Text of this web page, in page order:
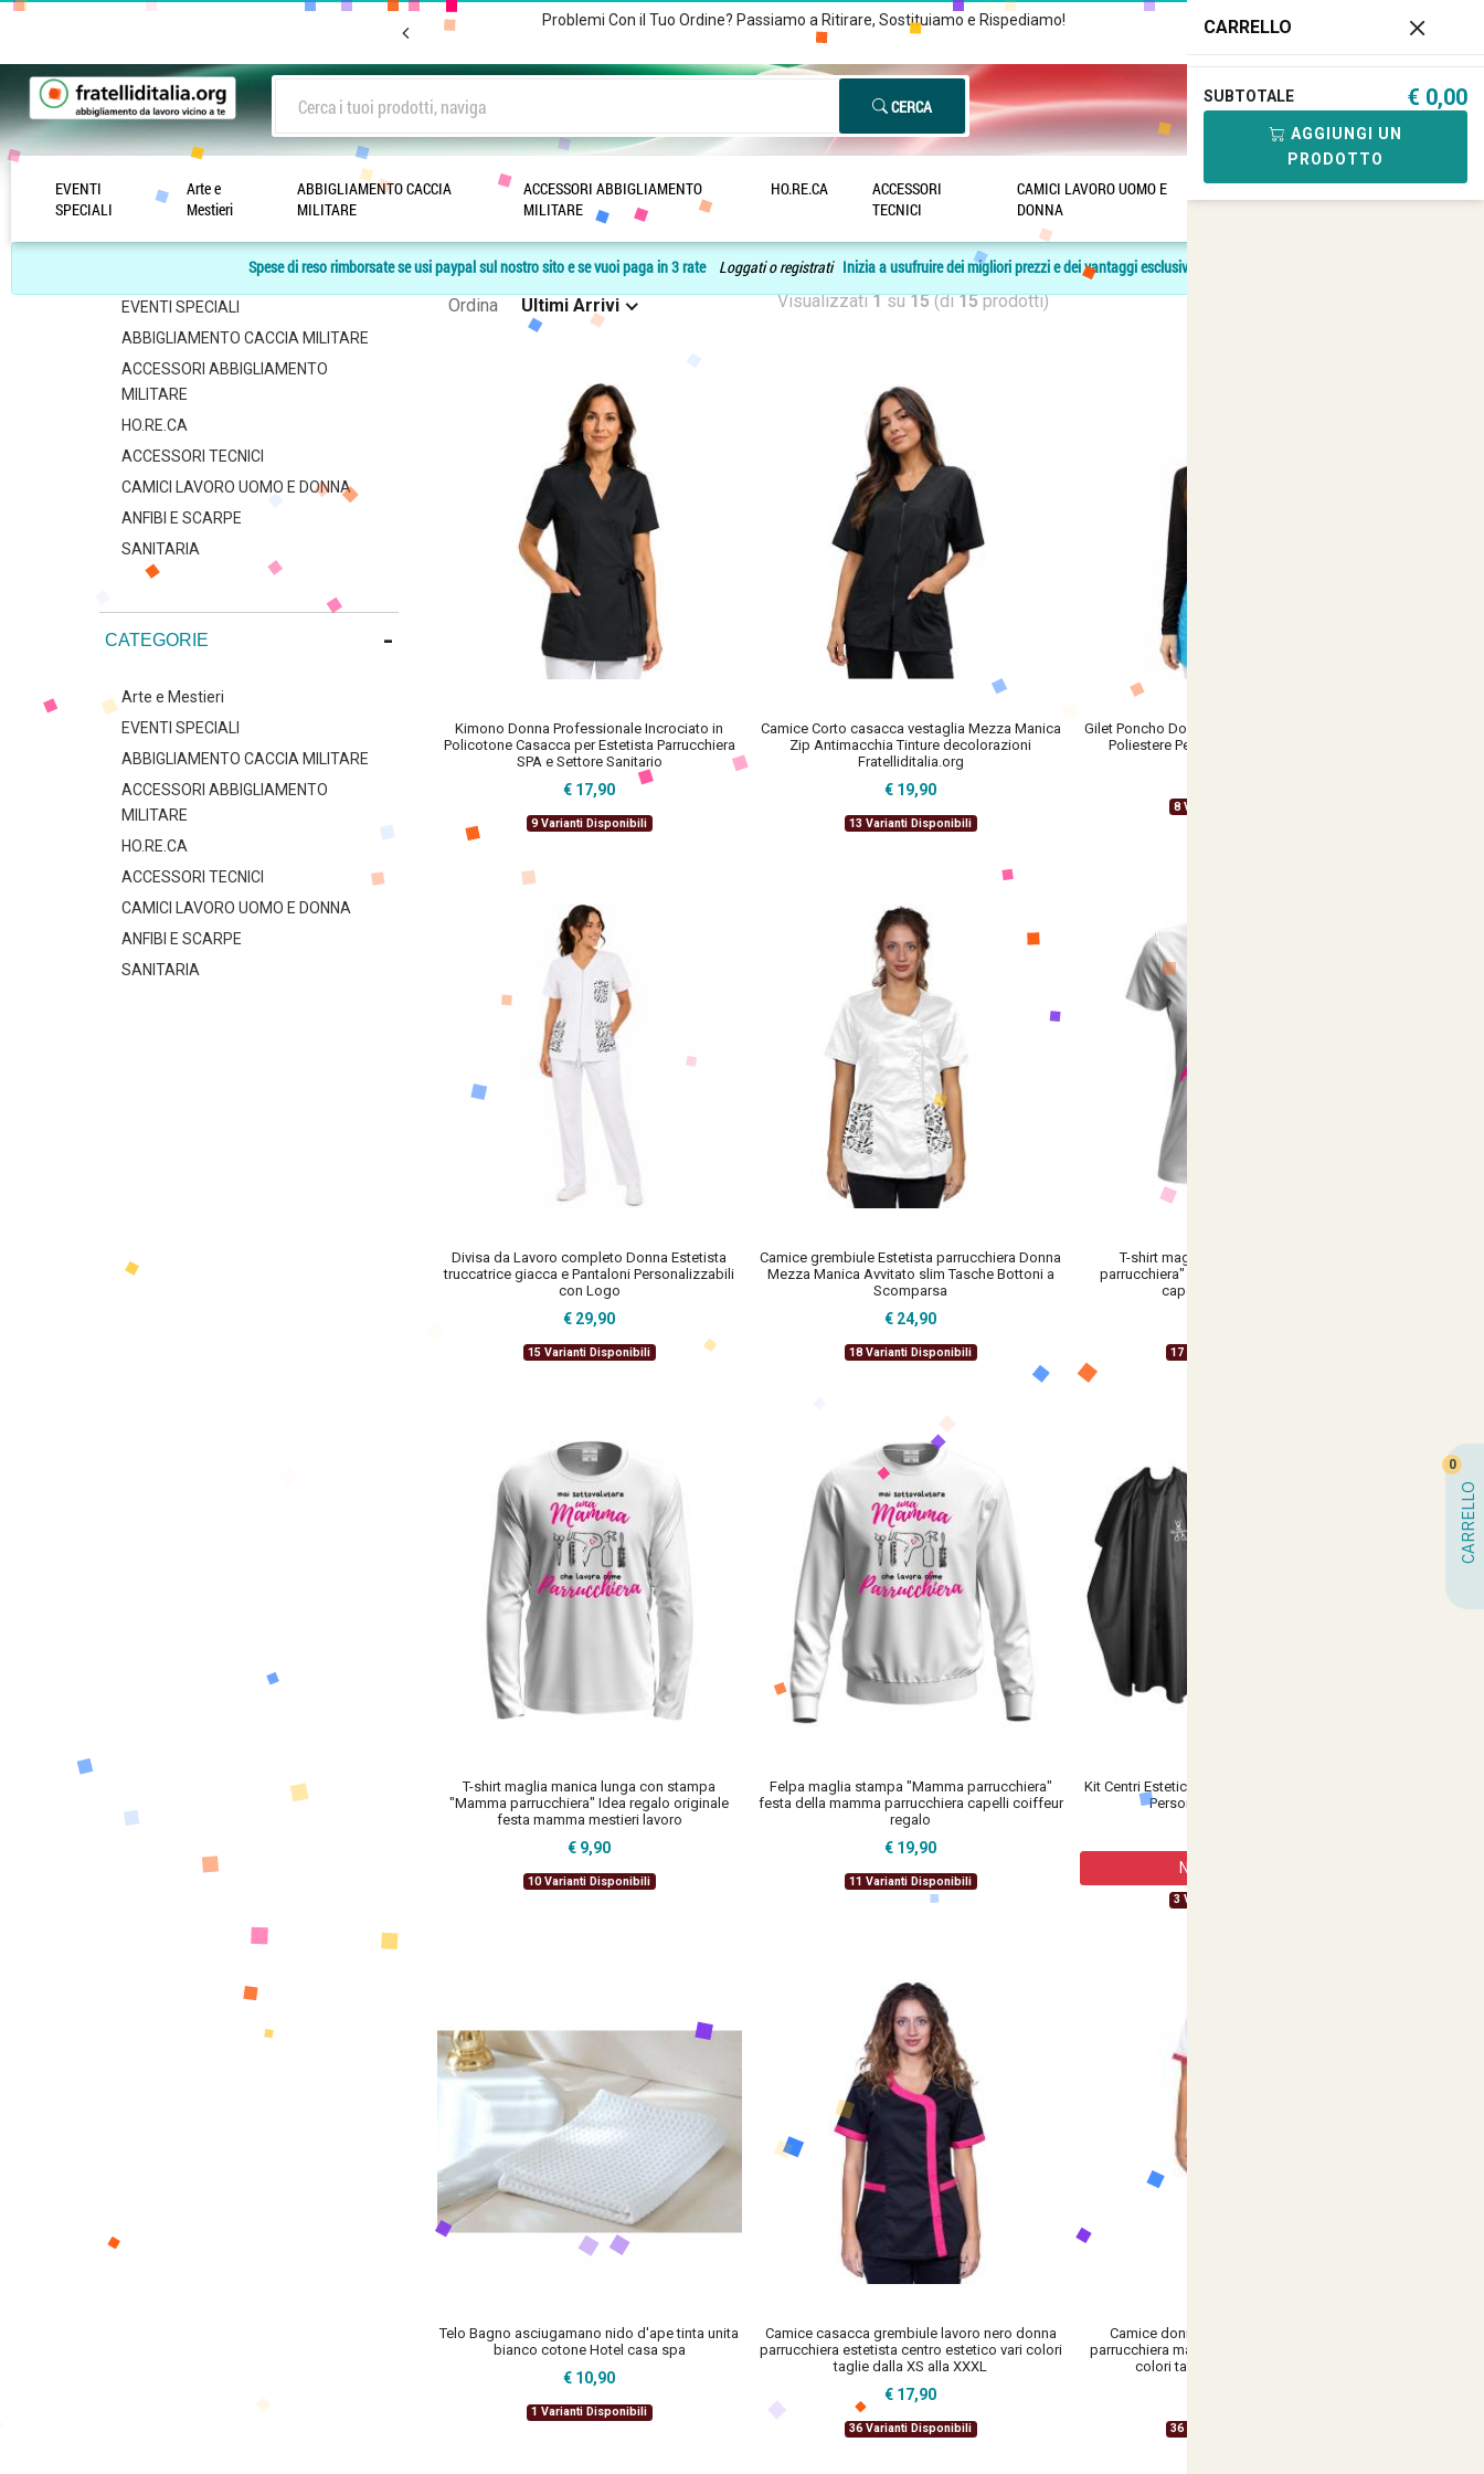
Problemi Con il Tuo Ordine? Passiamo a Ritirare, Sostituiamo e Rispediamo! Chiamaci
CERCA 0
EVENTI
SPECIALI
Arte e
Mestieri
ABBIGLIAMENTO CACCIA
MILITARE
ACCESSORI ABBIGLIAMENTO
MILITARE
HO.RE.CA
ACCESSORI
TECNICI
CAMICI LAVORO UOMO E
DONNA
SANITARIA
ANFIBI E
Spese di reso rimborsate se usi paypal sul nostro sito e se vuoi paga in 3 rate Loggati o registrati Inizia a usufruire dei migliori prezzi e dei vantaggi esclusivi.
CATEGORIE
EVENTI SPECIALI
ABBIGLIAMENTO CACCIA MILITARE
ACCESSORI ABBIGLIAMENTO
MILITARE
HO.RE.CA
ACCESSORI TECNICI
CAMICI LAVORO UOMO E DONNA
ANFIBI E SCARPE
SANITARIA
CATEGORIE -
Arte e Mestieri
EVENTI SPECIALI
ABBIGLIAMENTO CACCIA MILITARE
ACCESSORI ABBIGLIAMENTO
MILITARE
HO.RE.CA
ACCESSORI TECNICI
CAMICI LAVORO UOMO E DONNA
ANFIBI E SCARPE
SANITARIA
Lista prodotti ESTETISTA
Ordina Ultimi Arrivi Visualizzati1su15(di15prodotti)
Kimono Donna Professionale Incrociato in
Policotone Casacca per Estetista Parrucchiera
SPA e Settore Sanitario
€ 17,90
9 Varianti Disponibili
Camice Corto casacca vestaglia Mezza Manica
Zip Antimacchia Tinture decolorazioni
Fratelliditalia.org
€ 19,90
13 Varianti Disponibili
Gilet Poncho Donna Professionale in Dacron in
Poliestere Personalizzabile con Tasche
8 Varianti Disponibili
Divisa da Lavoro completo Donna Estetista
truccatrice giacca e Pantaloni Personalizzabili
con Logo
€ 29,90
15 Varianti Disponibili
Camice grembiule Estetista parrucchiera Donna
Mezza Manica Avvitato slim Tasche Bottoni a
Scomparsa
€ 24,90
18 Varianti Disponibili
T-shirt maglia con stampa "Mamma
parrucchiera" regalo festa spazzola phon
capelli lavoro mamme
17 Varianti Disponibili
T-shirt maglia manica lunga con stampa
"Mamma parrucchiera" Idea regalo originale
festa mamma mestieri lavoro
€ 9,90
10 Varianti Disponibili
Felpa maglia stampa "Mamma parrucchiera"
festa della mamma parrucchiera capelli coiffeur
regalo
€ 19,90
11 Varianti Disponibili
Kit Centri Estetici con Mantella e Asciugamano
Personalizzabili con Logo
Non Disponibile
3 Varianti Disponibili
Telo Bagno asciugamano nido d'ape tinta unita
bianco cotone Hotel casa spa
€ 10,90
1 Varianti Disponibili
Camice casacca grembiule lavoro nero donna
parrucchiera estetista centro estetico vari colori
taglie dalla XS alla XXXL
€ 17,90
36 Varianti Disponibili
Camice donna estetista massaggi oss
parrucchiera maestra scuola asilo lavoro vari
colori taglie dalla XS alla XXXL
36 Varianti Disponibili
CARRELLO
SUBTOTALE € 0,00
AGGIUNGI UN
PRODOTTO
CARRELLO
0